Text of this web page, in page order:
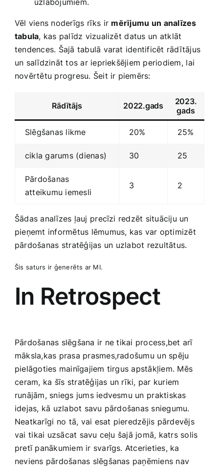
uzlabojumiem.
Vēl viens noderīgs rīks ir mērījumu ⁤un analīzes
tabula, kas​ palīdz vizualizēt⁣ datus un⁤ atklāt
tendences. Šajā tabulā varat identificēt rādītājus​
un salīdzināt tos ar iepriekšējiem periodiem, ⁢lai
novērtētu progresu. Šeit ir piemērs:
Rādītājs 2022.gads
2023.
gads
Slēgšanas likme 20% 25%
cikla garums (dienas) 30 25
Pārdošanas
‍atteikumu iemesli
3 2
Šādas​ analīzes ļauj ⁤precīzi redzēt situāciju un
pieņemt informētus lēmumus, kas var optimizēt
pārdošanas ⁤stratēģijas⁤ un uzlabot rezultātus.
Šis⁢ saturs ir ģenerēts ar MI.
In Retrospect
Pārdošanas slēgšana ⁣ir ne​ tikai process,bet​ arī⁢
māksla,kas prasa prasmes,radošumu ⁤un ​spēju
pielāgoties mainīgajiem tirgus apstākļiem. Mēs
⁤ceram, ⁤ka šīs stratēģijas un rīki, par kuriem
runājām, sniegs ​jums iedvesmu un ⁣praktiskas⁣
idejas, kā ‍uzlabot savu pārdošanas sniegumu.
Neatkarīgi ⁣no tā, vai ‍esat pieredzējis pārdevējs
vai⁤ tikai uzsācat savu ceļu šajā jomā, katrs‌ solis
‍pretī panākumiem ir svarīgs. Atcerieties, ka
‌neviens pārdošanas slēgšanas paņēmiens nav